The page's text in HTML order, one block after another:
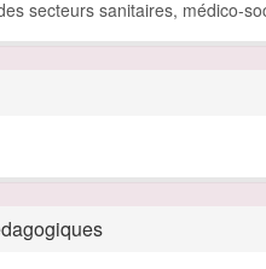
secteurs sanitaires, médico-